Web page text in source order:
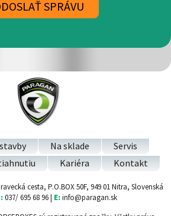
Na sklade
Servis
Kariéra Kontakt
cesta, P.O.BOX 50F, 949 01 Nitra, Slovenská
037/ 695 68 96 | E:info@paragan.sk